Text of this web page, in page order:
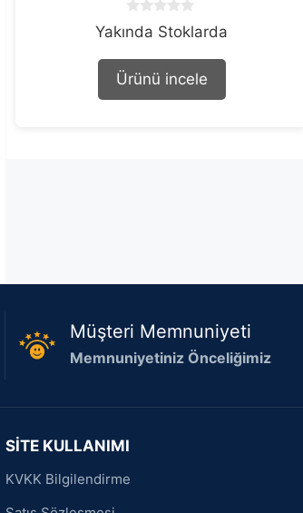
o
t
o
f
Yakında Stoklarda
Ürünü incele
Müşteri Memnuniyeti
Memnuniyetiniz Önceliğimiz
SİTE KULLANIMI
KVKK Bilgilendirme